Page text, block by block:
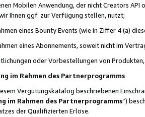
Mobilen Anwendung, der nicht Creators
Ihnen ggf. zur Verfügung stellen, nutzt;
eines Bounty Events (wie in Ziffer 4 (a)
eines Abonnements, soweit nicht im
oder Vorbestellungen von
im Rahmen des Partnerprogramms
Vergütungskatalog beschriebenen
im Rahmen des Partnerprogramms“)
der Qualifizierten Erlöse.